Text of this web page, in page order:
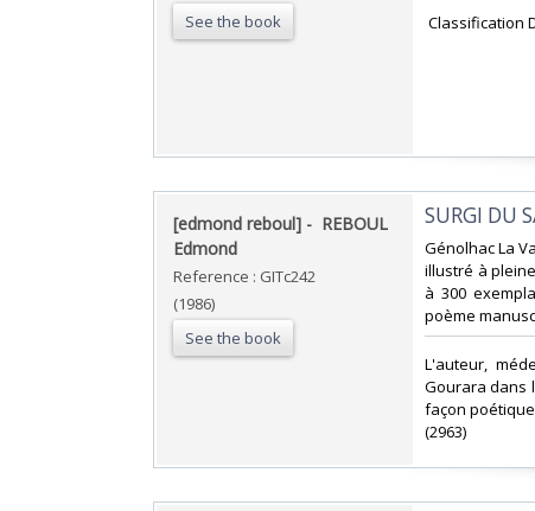
See the book
Classification
‎[edmond reboul] - ‎ ‎REBOUL
Edmond‎
Reference : GITc242
(1986)
See the book
‎SURGI DU
‎Génolhac La
illustré à
à 300
poème
‎L'auteur,
Gourara dans
façon
(2963)‎